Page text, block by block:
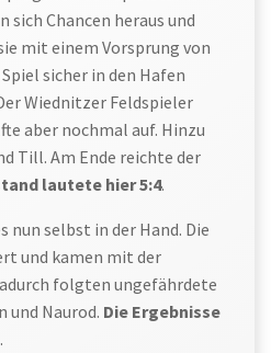
sich Chancen heraus und
mit einem Vorsprung von
sicher in den Hafen
Wiednitzer Feldspieler
aber nochmal auf. Hinzu
Till. Am Ende reichte der
lautete hier 5:4.
nun selbst in der Hand. Die
und kamen mit der
folgten ungefährdete
und Naurod. Die Ergebnisse
.